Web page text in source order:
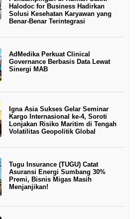
Halodoc for Business Hadirkan
Solusi Kesehatan Karyawan yang
Benar-Benar Terintegrasi
AdMedika Perkuat Clinical
Governance Berbasis Data Lewat
Sinergi MAB
Igna Asia Sukses Gelar Seminar
Kargo Internasional ke-4, Soroti
Lonjakan Risiko Maritim di Tengah
Volatilitas Geopolitik Global
Tugu Insurance (TUGU) Catat
Asuransi Energi Sumbang 30%
Premi, Bisnis Migas Masih
Menjanjikan!